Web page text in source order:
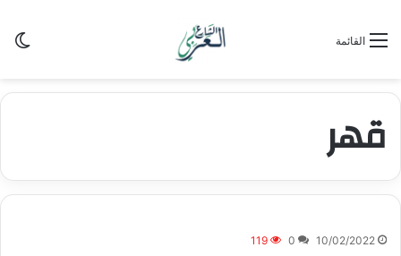
القائمة
قهر
10/02/2022
0
119